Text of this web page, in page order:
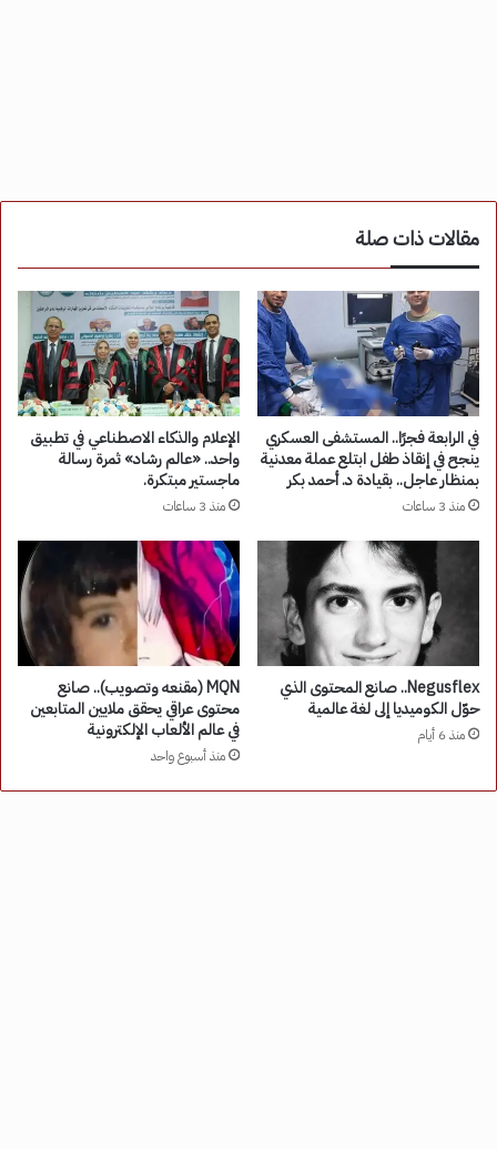
مقالات ذات صلة
في الرابعة فجرًا.. المستشفى العسكري
ينجح في إنقاذ طفل ابتلع عملة معدنية
بمنظار عاجل.. بقيادة د. أحمد بكر
منذ 3 ساعات
الإعلام والذكاء الاصطناعي في تطبيق
واحد.. «عالم رشاد» ثمرة رسالة
ماجستير مبتكرة.
منذ 3 ساعات
Negusflex.. صانع المحتوى الذي
حوّل الكوميديا إلى لغة عالمية
منذ 6 أيام
MQN (مقنعه وتصويب).. صانع
محتوى عراقي يحقق ملايين المتابعين
في عالم الألعاب الإلكترونية
منذ أسبوع واحد